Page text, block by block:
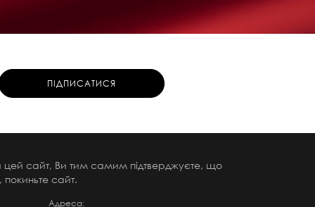
цей сайт, Ви тим самим підтверджуєте, що
сайт.
Адреса: